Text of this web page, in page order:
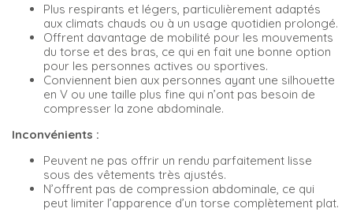
Plus respirants et légers, particulièrement adaptés
aux climats chauds ou à un usage quotidien prolongé.
Offrent davantage de mobilité pour les mouvements
du torse et des bras, ce qui en fait une bonne option
pour les personnes actives ou sportives.
Conviennent bien aux personnes ayant une silhouette
en V ou une taille plus fine qui n’ont pas besoin de
compresser la zone abdominale.
Inconvénients :
Peuvent ne pas offrir un rendu parfaitement lisse
sous des vêtements très ajustés.
N’offrent pas de compression abdominale, ce qui
peut limiter l’apparence d’un torse complètement plat.